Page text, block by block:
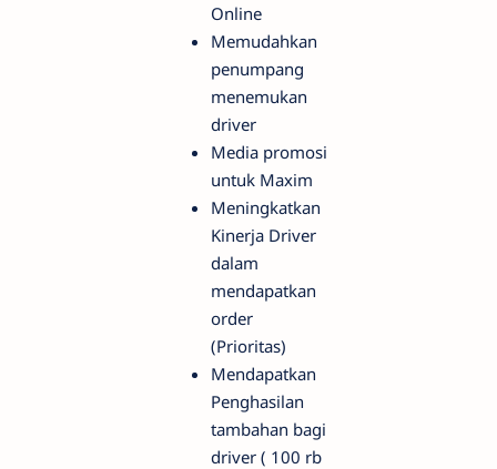
Online
Memudahkan
penumpang
menemukan
driver
Media promosi
untuk Maxim
Meningkatkan
Kinerja Driver
dalam
mendapatkan
order
(Prioritas)
Mendapatkan
Penghasilan
tambahan bagi
driver ( 100 rb